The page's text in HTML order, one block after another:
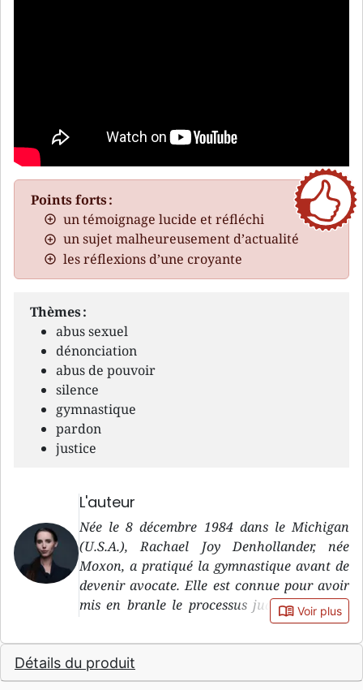
Points forts :
un témoignage lucide et réfléchi
un sujet malheureusement d’actualité
les réflexions d’une croyante
Thèmes :
abus sexuel
dénonciation
abus de pouvoir
silence
gymnastique
pardon
justice
L'auteur
Née le 8 décembre 1984 dans le Michigan
(U.S.A.), Rachael Joy Denhollander, née
Moxon, a pratiqué la gymnastique avant de
devenir avocate. Elle est connue pour avoir
mis en branle le processus judiciaire qui a
débouché sur la condamnation du docteur
Larry Nassar.
book_open Voir plus
Détails du produit